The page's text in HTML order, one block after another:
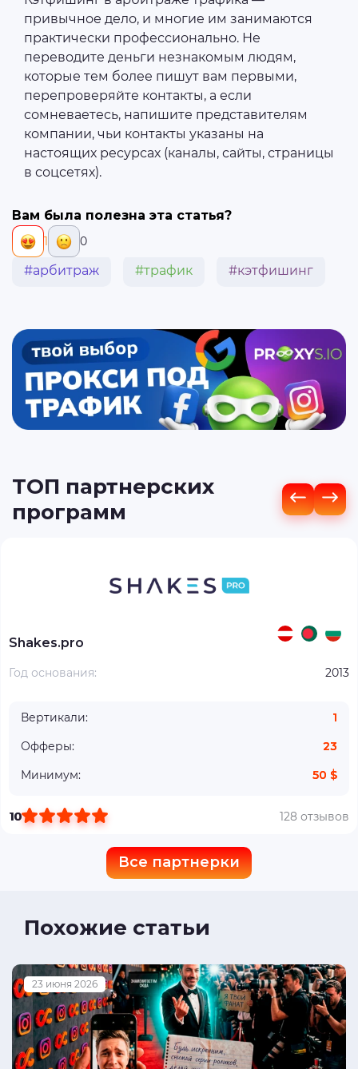
привычное дело, и многие им занимаются
практически профессионально. Не
переводите деньги незнакомым людям,
которые тем более пишут вам первыми,
перепроверяйте контакты, а если
сомневаетесь, напишите представителям
компании, чьи контакты указаны на
настоящих ресурсах (каналы, сайты, страницы
в соцсетях).
Вам была полезна эта статья?
1 0
#арбитраж #трафик #кэтфишинг
ТОП партнерских
программ
Shakes.pro
Год основания: 2013
Вертикали:
1
Офферы:
23
Минимум:
50 $
10 128 отзывов
Все партнерки
Похожие статьи
23 июня 2026